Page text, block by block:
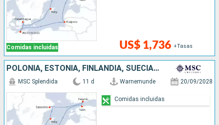
Comidas incluidas US$ 1,736 +Tasas
POLONIA, ESTONIA, FINLANDIA, SUECIA, DINAMARCA, ALEMANIA
MSC Splendida 11 d Warnemunde 20/09/2028
Comidas incluidas